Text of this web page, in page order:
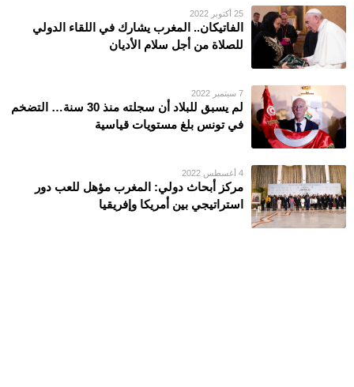
25 أكتوبر 2022
الفاتيكان.. المغرب يشارك في اللقاء الدولي
للصلاة من أجل سلام الأديان
7 سبتمبر 2022
لم يسبق للبلاد أن سجلته منذ 30 سنة… التضخم
في تونس بلغ مستويات قياسية
4 أغسطس 2022
مركز أبحاث دولي: المغرب مؤهل للعب دور
استراتيجي بين أمريكا وإفريقيا